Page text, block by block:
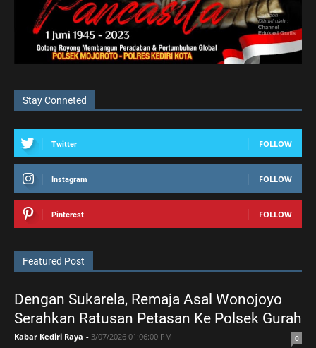
Stay Conneted
Twitter FOLLOW
Instagram FOLLOW
Pinterest FOLLOW
Featured Post
Dengan Sukarela, Remaja Asal Wonojoyo
Serahkan Ratusan Petasan Ke Polsek Gurah
Kabar Kediri Raya - 3/07/2026 01:06:00 PM 0